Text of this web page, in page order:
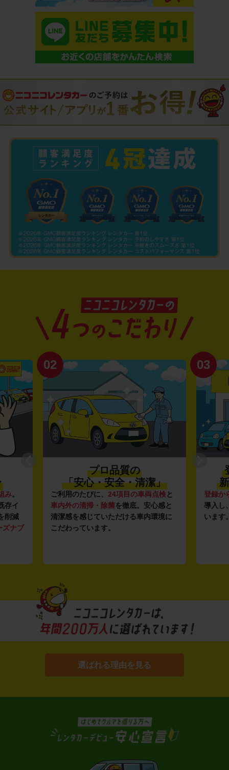
み。
存イ
削減
ズナブ
02
プロ品質の
「安心・安全・清潔」
ご利用のたびに、 24項目の車両点検と
車内外の清掃・除菌を徹底。安心感と
清潔感を感じていただける車内環境に
こだわっています。
03
登録か
導入し
います
選ばれる理由を見る